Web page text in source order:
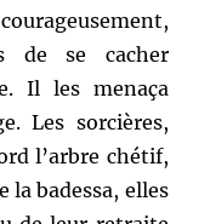
de se cacher
Il les menaça
Les sorcières,
l’arbre chétif,
la badessa, elles